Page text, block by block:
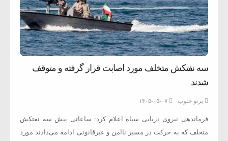
سه نفتکش متخلف مورد اصابت قرار گرفته و متوقف
شدند
پرتو جنوب ۱۴۰۵-۰۵-۰۷
فرماندهی نیروی دریایی سپاه اعلام کرد: ساعاتی پیش سه نفتکش
متخلف که به حرکت در مسیر ناامن و غیرقانونی ادامه می‌دادند مورد